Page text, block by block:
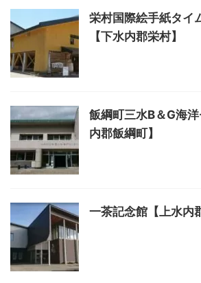
栄村国際絵手紙タイ
【下水内郡栄村】
飯綱町三水B＆G海
内郡飯綱町】
一茶記念館【上水内